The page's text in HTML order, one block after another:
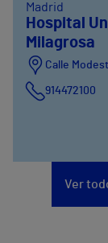
Madrid
Hospital
Milagrosa
Calle
914472100
Ver